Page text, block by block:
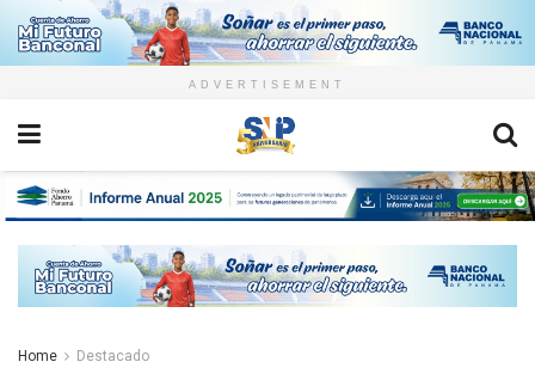
ADVERTISEMENT
Home Destacado